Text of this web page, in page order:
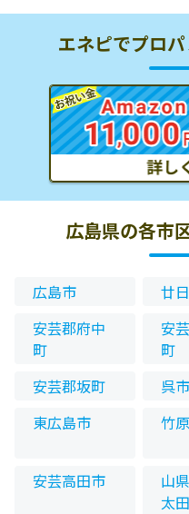
エネピでプロ
広島県の各市
広島市 廿
安芸郡府中
町
安
町
安芸郡坂町
呉市
東広島市
竹
安芸高田市
山
太